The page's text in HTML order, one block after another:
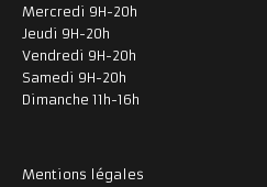
Mercredi 9H-20h
Jeudi 9H-20h
Vendredi 9H-20h
Samedi 9H-20h
Dimanche 11h-16h
Mentions légales